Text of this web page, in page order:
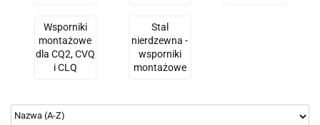
Wsporniki
montażowe
dla CQ2, CVQ
i CLQ
Stal
nierdzewna -
wsporniki
montażowe